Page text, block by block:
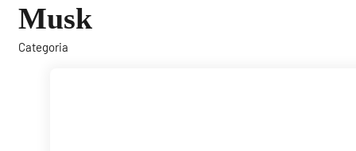
Musk
Categoria